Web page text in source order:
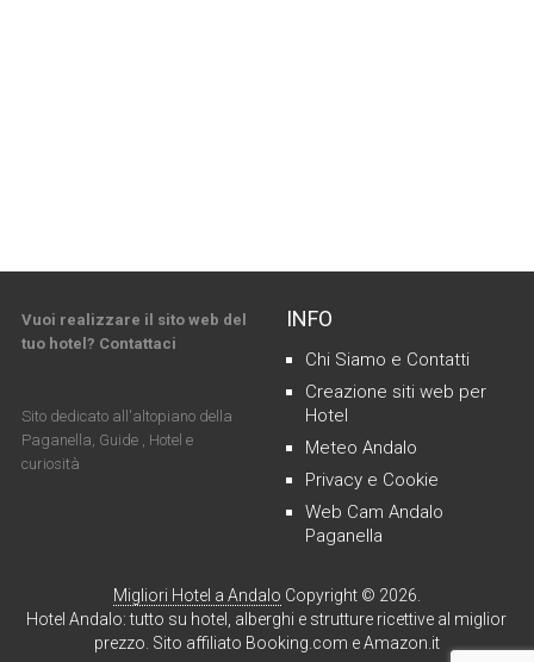
Vuoi realizzare il sito web del
tuo hotel? Contattaci
Sito dedicato all'altopiano della
Paganella, Guide , Hotel e
curiosità
INFO
Chi Siamo e Contatti
Creazione siti web per
Hotel
Meteo Andalo
Privacy e Cookie
Web Cam Andalo
Paganella
Migliori Hotel a Andalo Copyright © 2026.
Hotel Andalo: tutto su hotel, alberghi e strutture ricettive al miglior
prezzo. Sito affiliato Booking.com e Amazon.it